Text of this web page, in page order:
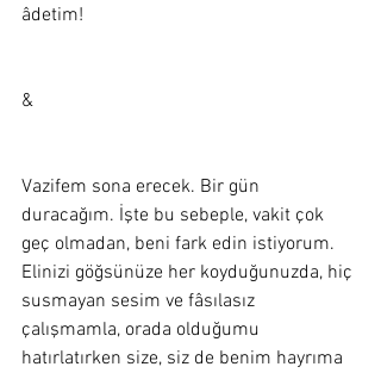
âdetim!
&
Vazifem sona erecek. Bir gün
duracağım. İşte bu sebeple, vakit çok
geç olmadan, beni fark edin istiyorum.
Elinizi göğsünüze her koyduğunuzda, hiç
susmayan sesim ve fâsılasız
çalışmamla, orada olduğumu
hatırlatırken size, siz de benim hayrıma